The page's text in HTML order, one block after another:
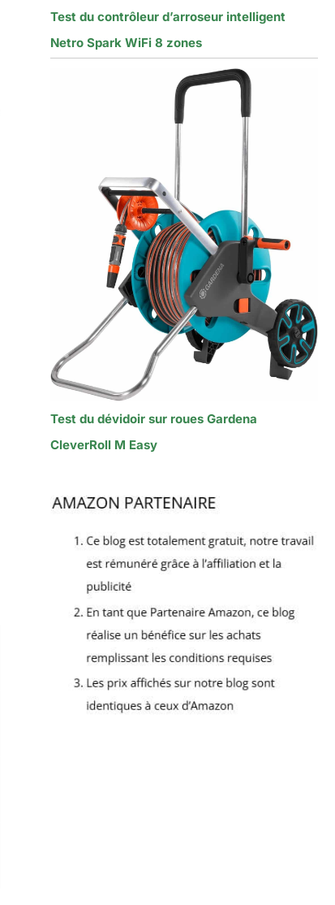
Test du contrôleur d’arroseur intelligent
Netro Spark WiFi 8 zones
Test du dévidoir sur roues Gardena
CleverRoll M Easy